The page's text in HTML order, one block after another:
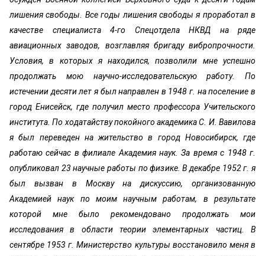
лишения свободы. Все годы лишения свободы я проработал в
качестве специалиста 4-го Спецотдела НКВД на ряде
авиационных заводов, возглавляя бригаду вибропрочности.
Условия, в которых я находился, позволили мне успешно
продолжать мою научно-исследовательскую работу. По
истечении десяти лет я был направлен в 1948 г. на поселение в
город Енисейск, где получил место профессора Учительского
института. По ходатайству покойного академика С. И. Вавилова
я был переведен на жительство в город Новосибирск, где
работаю сейчас в филиале Академия наук. За время с 1948 г.
опубликовал 23 научные работы по физике. В декабре 1952 г. я
был вызван в Москву на дискуссию, организованную
Академией наук по моим научным работам, в результате
которой мне было рекомендовано продолжать мои
исследования в области теории элементарных частиц. В
сентябре 1953 г. Министерство культуры восстановило меня в